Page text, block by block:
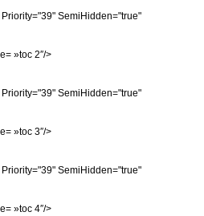
SemiHidden="true"
»toc 2″/>
SemiHidden="true"
»toc 3″/>
SemiHidden="true"
»toc 4″/>